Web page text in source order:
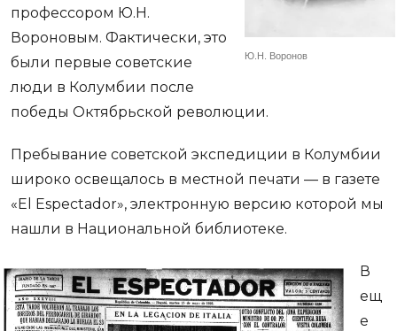
Ю.Н. Воронов
профессором Ю.Н.
Вороновым. Фактически, это
были первые советские
люди в Колумбии после
победы Октябрьской революции.
Пребывание советской экспедиции в Колумбии
широко освещалось в местной печати — в газете
«El Espectador», электронную версию которой мы
нашли в Национальной библиотеке.
В
ещ
е